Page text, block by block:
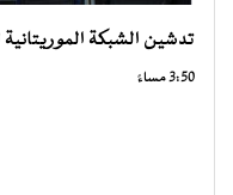
تدشين الشبكة
3:50 مساءً